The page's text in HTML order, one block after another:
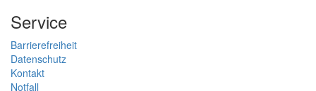
Service
Barrierefreiheit
Datenschutz
Kontakt
Notfall